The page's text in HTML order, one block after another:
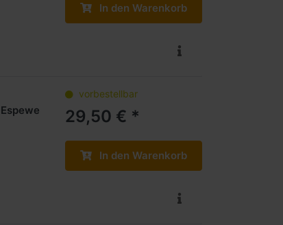
In den Warenkorb
vorbestellbar
29,50 € *
In den Warenkorb